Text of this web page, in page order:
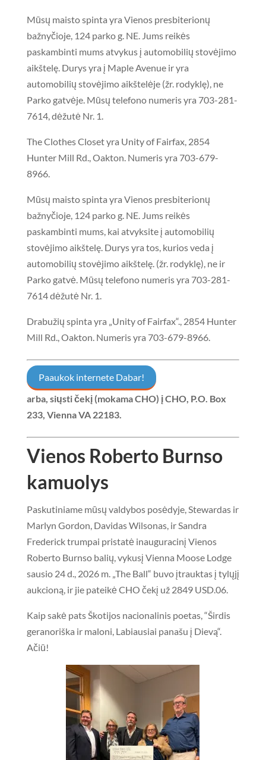
Mūsų maisto spinta yra Vienos presbiterionų
bažnyčioje, 124 parko g. NE. Jums reikės
paskambinti mums atvykus į automobilių stovėjimo
aikštelę. Durys yra į Maple Avenue ir yra
automobilių stovėjimo aikštelėje (žr. rodyklę), ne
Parko gatvėje. Mūsų telefono numeris yra 703-281-
7614, dėžutė Nr. 1.
The Clothes Closet yra Unity of Fairfax, 2854
Hunter Mill Rd., Oakton. Numeris yra 703-679-
8966.
Mūsų maisto spinta yra Vienos presbiterionų
bažnyčioje, 124 parko g. NE. Jums reikės
paskambinti mums, kai atvyksite į automobilių
stovėjimo aikštelę. Durys yra tos, kurios veda į
automobilių stovėjimo aikštelę. (žr. rodyklę), ne ir
Parko gatvė. Mūsų telefono numeris yra 703-281-
7614 dėžutė Nr. 1.
Drabužių spinta yra „Unity of Fairfax“., 2854 Hunter
Mill Rd., Oakton. Numeris yra 703-679-8966.
Paaukok internete Dabar!
arba, siųsti čekį (mokama CHO) įCHO, P.O. Box
233, Vienna VA 22183.
Vienos Roberto Burnso
kamuolys
Paskutiniame mūsų valdybos posėdyje, Stewardas ir
Marlyn Gordon, Davidas Wilsonas, ir Sandra
Frederick trumpai pristatė inauguracinį Vienos
Roberto Burnso balių, vykusį Vienna Moose Lodge
sausio 24 d., 2026 m. „The Ball“ buvo įtrauktas į tylųjį
aukcioną, ir jie pateikė CHO čekį už 2849 USD.06.
Kaip sakė pats Škotijos nacionalinis poetas, “Širdis
geranoriška ir maloni, Labiausiai panašu į Dievą“.
Ačiū!